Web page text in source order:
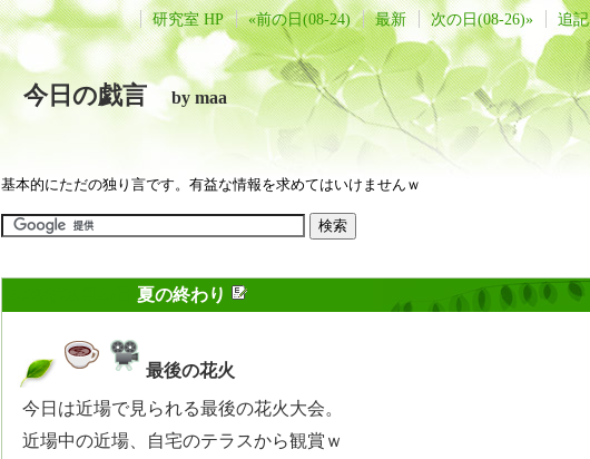
研究室 HP «前の日(08-24) 最新 次の日(08-26)» 追記
今日の戯言by maa
基本的にただの独り言です。有益な情報を求めてはいけませんｗ
夏の終わり
最後の花火
今日は近場で見られる最後の花火大会。
近場中の近場、自宅のテラスから観賞ｗ